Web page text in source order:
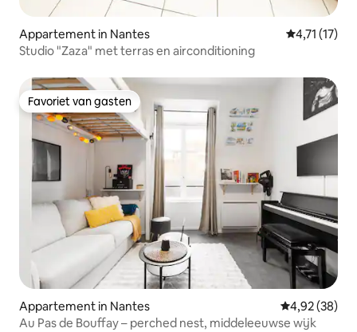
Appartement in Nantes Gemiddelde
4,71 (17)
Studio "Zaza" met terras en airconditioning
Favoriet van gasten
Favoriet van gasten
Appartement in Nantes Gemiddelde
4,92 (38)
Au Pas de Bouffay – perched nest, middeleeuwse wijk